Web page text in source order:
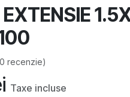
recenzie)
Taxe incluse